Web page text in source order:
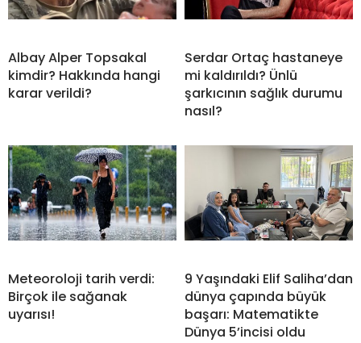
Albay Alper Topsakal
kimdir? Hakkında hangi
karar verildi?
Serdar Ortaç hastaneye
mi kaldırıldı? Ünlü
şarkıcının sağlık durumu
nasıl?
Meteoroloji tarih verdi:
Birçok ile sağanak
uyarısı!
9 Yaşındaki Elif Saliha’dan
dünya çapında büyük
başarı: Matematikte
Dünya 5’incisi oldu